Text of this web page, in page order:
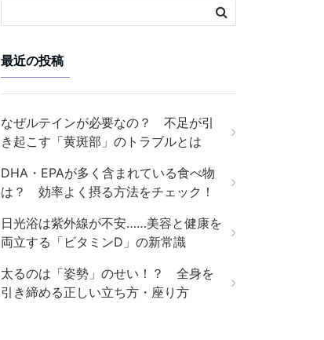
最近の投稿
なぜルテインが必要なの？ 不足が引
き起こす「黄斑部」のトラブルとは
DHA・EPAが多く含まれている食べ物
は？ 効率よく摂る方法をチェック！
日光浴は紫外線が不安……美容と健康を
両立する「ビタミンD」の新常識
太るのは「姿勢」のせい！？ 全身を
引き締める正しい立ち方・座り方